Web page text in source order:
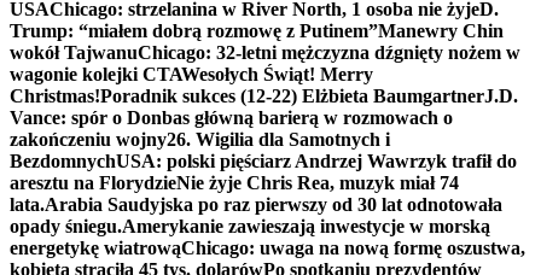
USAChicago: strzelanina w River North, 1 osoba nie żyjeD.
Trump: “miałem dobrą rozmowę z Putinem”Manewry Chin
wokół TajwanuChicago: 32-letni mężczyzna dźgnięty nożem w
wagonie kolejki CTAWesołych Świąt! Merry
Christmas!Poradnik sukces (12-22) Elżbieta BaumgartnerJ.D.
Vance: spór o Donbas główną barierą w rozmowach o
zakończeniu wojny26. Wigilia dla Samotnych i
BezdomnychUSA: polski pięściarz Andrzej Wawrzyk trafił do
aresztu na FlorydzieNie żyje Chris Rea, muzyk miał 74
lata.Arabia Saudyjska po raz pierwszy od 30 lat odnotowała
opady śniegu.Amerykanie zawieszają inwestycje w morską
energetykę wiatrowąChicago: uwaga na nową formę oszustwa,
kobieta straciła 45 tys. dolarówPo spotkaniu prezydentów